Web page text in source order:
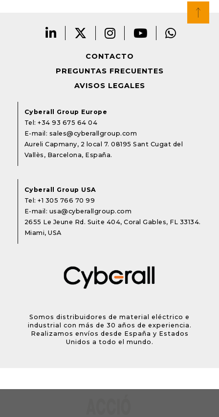
CONTACTO
PREGUNTAS FRECUENTES
AVISOS LEGALES
Cyberall Group Europe
Tel:+34 93 675 64 04
E-mail: sales@cyberallgroup.com
Aureli Capmany, 2 local 7. 08195 Sant Cugat del
Vallès, Barcelona, España.
Cyberall Group USA
Tel:+1 305 766 70 99
E-mail: usa@cyberallgroup.com
2655 Le Jeune Rd. Suite 404, Coral Gables, FL 33134.
Miami, USA
Somos distribuidores de material eléctrico e
industrial con más de 30 años de experiencia.
Realizamos envíos desde España y Estados
Unidos a todo el mundo.